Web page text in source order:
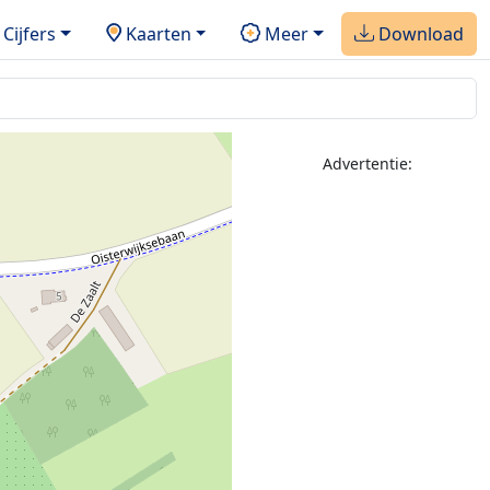
Cijfers Kaarten Meer Download
Advertentie: